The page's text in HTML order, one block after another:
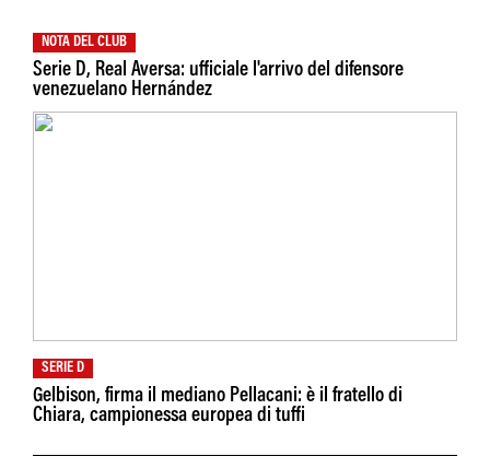
NOTA DEL CLUB
Serie D, Real Aversa: ufficiale l'arrivo del difensore
venezuelano Hernández
SERIE D
Gelbison, firma il mediano Pellacani: è il fratello di
Chiara, campionessa europea di tuffi